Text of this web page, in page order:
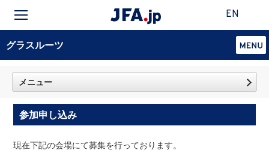
EN
グラスルーツ
メニュー
参加申し込み
現在下記の会場にて募集を行っております。